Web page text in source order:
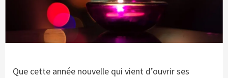
Que cette année nouvelle qui vient d’ouvrir ses